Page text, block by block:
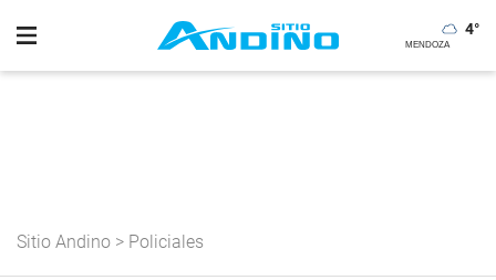
4°
Sitio Andino > Policiales